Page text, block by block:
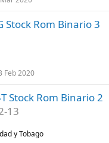
Stock Rom Binario 3
Feb 2020
Stock Rom Binario 2
13
y Tobago